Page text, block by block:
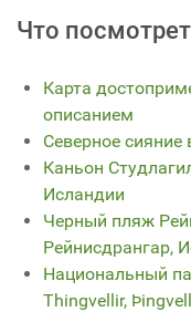
Что
Карта
описанием
Северное сияние
Каньон
Исландии
Черный пляж
Рейнисдрангар,
Национальный
Thingvellir,